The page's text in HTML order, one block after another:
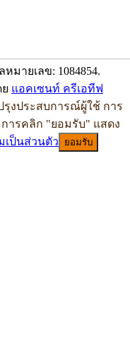
มายเลข: 1084854.
แอคเซนท์ ครีเอทีฟ
รุงประสบการณ์ผู้ใช้ การ
การคลิก "ยอมรับ" แสดง
เป็นส่วนตัว
ยอมรับ